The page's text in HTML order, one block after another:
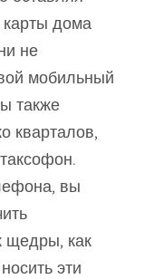
дома
не
мобильный
также
кварталов,
вы
щедры, как
эти